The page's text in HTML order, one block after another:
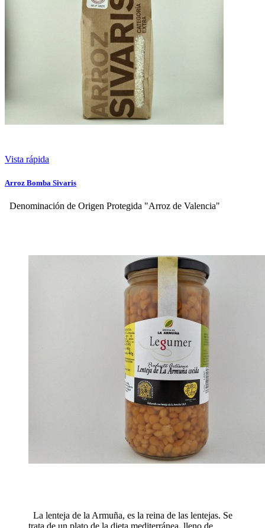
Vista rápida
Arroz Bomba Sivaris
Denominación de Origen Protegida "Arroz de Valencia"
La lenteja de la Armuña, es la reina de las lentejas. Se
trata de un plato de la dieta mediterránea, lleno de